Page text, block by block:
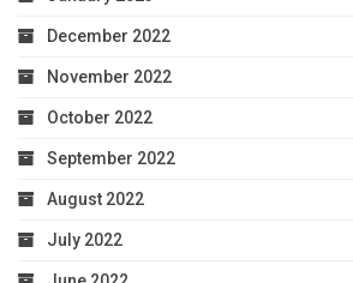
December 2022
November 2022
October 2022
September 2022
August 2022
July 2022